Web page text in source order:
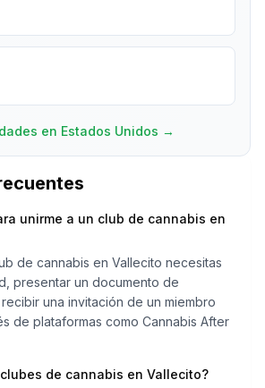
en Estados Unidos →
unirme a un club de cannabis en
de cannabis en Vallecito necesitas
presentar un documento de
una invitación de un miembro
de plataformas como Cannabis After
de cannabis en Vallecito?